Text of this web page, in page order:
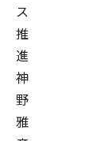
ス
推
進
神
野
雅